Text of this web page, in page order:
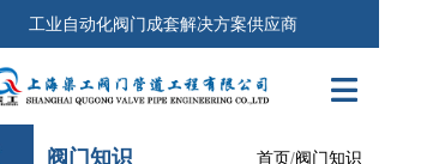
工业自动化阀门成套解决方案供应商

阀门知识 首页/阀门知识